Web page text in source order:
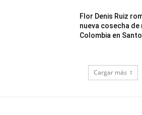
Flor Denis Ruiz
nueva cosecha de
Colombia en
Cargar más